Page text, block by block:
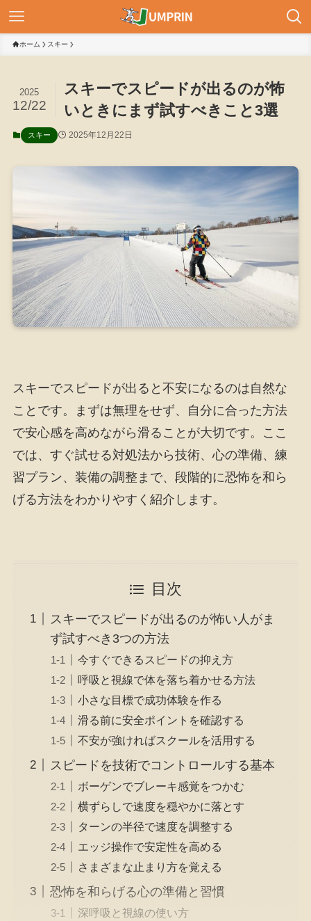
ホーム スキー
スキーでスピードが出るのが怖
いときにまず試すべきこと3選
2025
12/22
スキー 2025年12月22日
スキーでスピードが出ると不安になるのは自然な
ことです。まずは無理をせず、自分に合った方法
で安心感を高めながら滑ることが大切です。ここ
では、すぐ試せる対処法から技術、心の準備、練
習プラン、装備の調整まで、段階的に恐怖を和ら
げる方法をわかりやすく紹介します。
目次
スキーでスピードが出るのが怖い人がま
ず試すべき3つの方法
今すぐできるスピードの抑え方
呼吸と視線で体を落ち着かせる方法
小さな目標で成功体験を作る
滑る前に安全ポイントを確認する
不安が強ければスクールを活用する
スピードを技術でコントロールする基本
ボーゲンでブレーキ感覚をつかむ
横ずらしで速度を穏やかに落とす
ターンの半径で速度を調整する
エッジ操作で安定性を高める
さまざまな止まり方を覚える
恐怖を和らげる心の準備と習慣
深呼吸と視線の使い方